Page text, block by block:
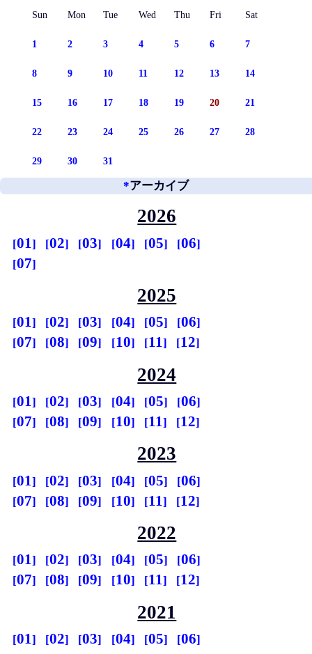
Sun Mon Tue Wed Thu Fri Sat
1 2 3 4 5 6 7
8 9 10 11 12 13 14
15 16 17 18 19 20 21
22 23 24 25 26 27 28
29 30 31
*アーカイブ
2026
01 02 03 04 05
06
07
2025
01 02 03 04 05
06
07
08 09 10 11 12
2024
01 02 03 04 05
06
07
08 09 10 11 12
2023
01 02 03 04 05
06
07
08 09 10 11 12
2022
01 02 03 04 05
06
07
08 09 10 11 12
2021
01 02 03 04 05
06